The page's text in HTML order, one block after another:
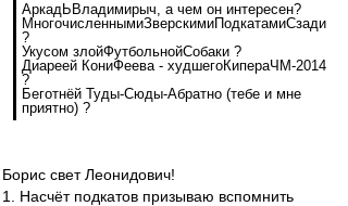
АркадЬВладимирыч, а чем он интересен?
МногочисленнымиЗверскимиПодкатамиСзади
?
Укусом злойФутбольнойСобаки ?
Диареей КониФеева - худшегоКипераЧМ-2014
?
Беготнёй Туды-Сюды-Абратно (тебе и мне
приятно) ?
Борис свет Леонидович!
1. Насчёт подкатов призываю вспомнить